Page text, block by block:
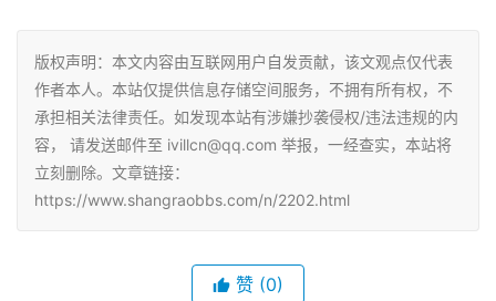
版权声明：本文内容由互联网用户自发贡献，该文观点仅代表
作者本人。本站仅提供信息存储空间服务，不拥有所有权，不
承担相关法律责任。如发现本站有涉嫌抄袭侵权/违法违规的内
容， 请发送邮件至 ivillcn@qq.com 举报，一经查实，本站将
立刻删除。文章链接：
https://www.shangraobbs.com/n/2202.html
赞 (0)